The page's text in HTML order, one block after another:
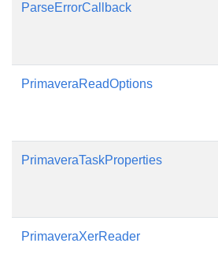
ParseErrorCallback
PrimaveraReadOptions
PrimaveraTaskProperties
PrimaveraXerReader